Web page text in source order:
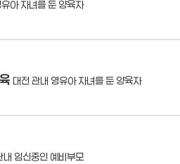
아 자녀를 둔 양육자
대전 관내 영유아 자녀를 둔 양육자
내 임신중인 예비부모